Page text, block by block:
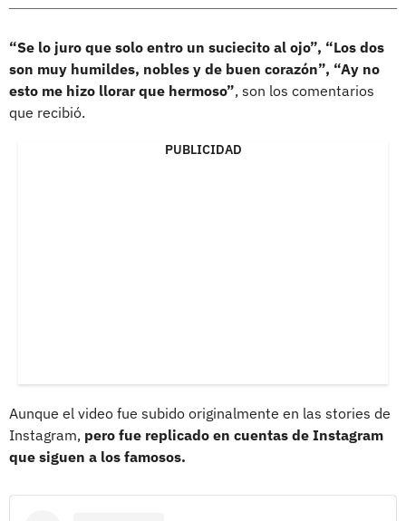
“Se lo juro que solo entro un suciecito al ojo”, “Los dos
son muy humildes, nobles y de buen corazón”, “Ay no
esto me hizo llorar que hermoso”, son los comentarios
que recibió.
PUBLICIDAD
Aunque el video fue subido originalmente en las stories de
Instagram, pero fue replicado en cuentas de Instagram
que siguen a los famosos.